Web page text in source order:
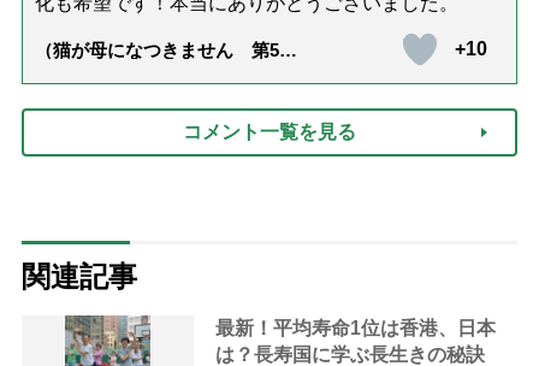
（猫が母になつきません 第500
+10
コメント一覧を見る
関連記事
最新！平均寿命1位は香港、日本
は？長寿国に学ぶ長生きの秘訣